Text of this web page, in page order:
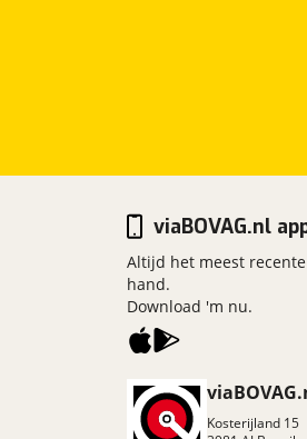
Kosterijland 15
viaBOVAG.nl
Altijd het meest
hand.
Download 'm nu.